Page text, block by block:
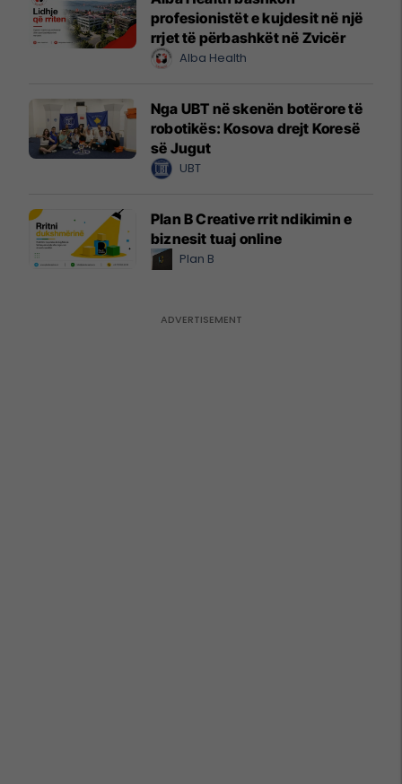
profesionistët e kujdesit në një
rrjet të përbashkët në Zvicër
Alba Health
Nga UBT në skenën botërore të
robotikës: Kosova drejt Koresë
së Jugut
UBT
Plan B Creative rrit ndikimin e
biznesit tuaj online
Plan B